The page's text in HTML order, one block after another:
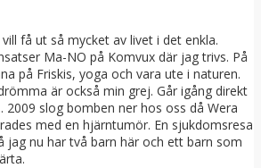
få ut så mycket av livet i det enkla.
Ma-NO på Komvux där jag trivs. På
på Friskis, yoga och vara ute i naturen.
är också min grej. Går igång direkt
2009 slog bomben ner hos oss då Wera
med en hjärntumör. En sjukdomsresa
jag nu har två barn här och ett barn som